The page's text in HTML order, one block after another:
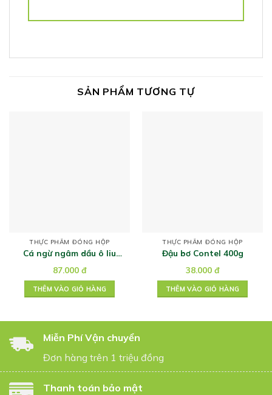
SẢN PHẨM TƯƠNG TỰ
THỰC PHẨM ĐÓNG HỘP
Cá ngừ ngâm dầu ô liu
87.000 đ
THÊM VÀO GIỎ HÀNG
THỰC PHẨM ĐÓNG HỘP
Đậu bơ Contel 400g
38.000 đ
THÊM VÀO GIỎ HÀNG
Miễn Phí Vận chuyển
Đơn hàng trên 1 triệu đồng
Thanh toán bảo mật